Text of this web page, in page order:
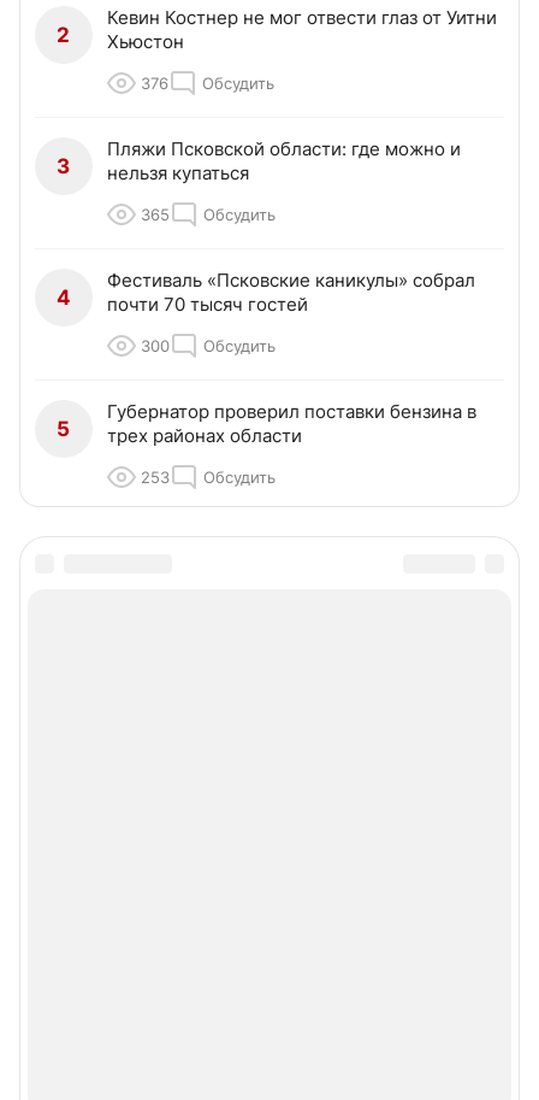
2
Кевин Костнер не мог отвести глаз от Уитни
Хьюстон
376 Обсудить
3
Пляжи Псковской области: где можно и
нельзя купаться
365 Обсудить
4
Фестиваль «Псковские каникулы» собрал
почти 70 тысяч гостей
300 Обсудить
5
Губернатор проверил поставки бензина в
трех районах области
253 Обсудить